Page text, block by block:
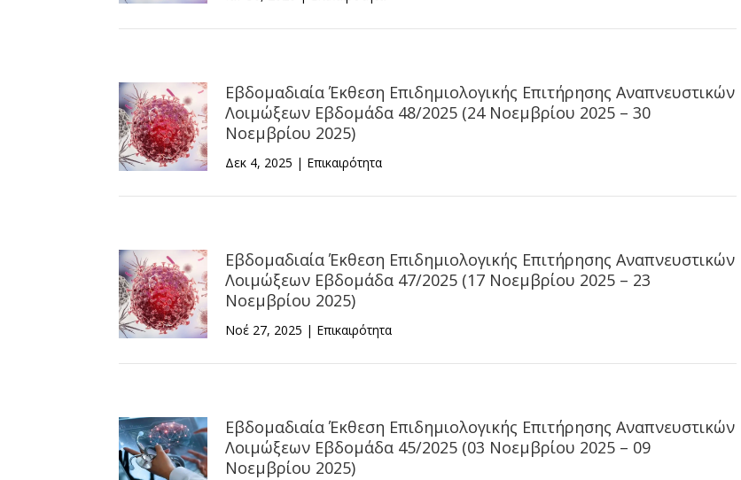
Εβδομαδιαία Έκθεση Επιδημιολογικής Επιτήρησης Αναπνευστικών
Λοιμώξεων Εβδομάδα 48/2025 (24 Νοεμβρίου 2025 – 30
Νοεμβρίου 2025)
Δεκ 4, 2025 | Επικαιρότητα
Εβδομαδιαία Έκθεση Επιδημιολογικής Επιτήρησης Αναπνευστικών
Λοιμώξεων Εβδομάδα 47/2025 (17 Νοεμβρίου 2025 – 23
Νοεμβρίου 2025)
Νοέ 27, 2025 | Επικαιρότητα
Εβδομαδιαία Έκθεση Επιδημιολογικής Επιτήρησης Αναπνευστικών
Λοιμώξεων Εβδομάδα 45/2025 (03 Νοεμβρίου 2025 – 09
Νοεμβρίου 2025)